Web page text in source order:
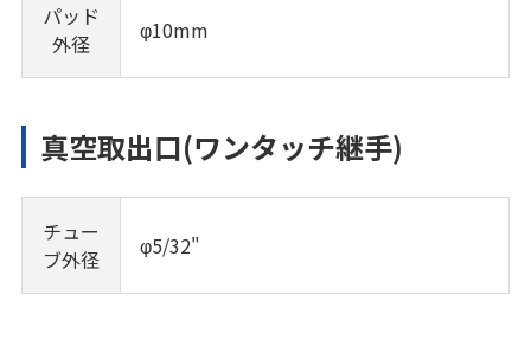
パッド
外径
φ10mm
真空取出口(ワンタッチ継手)
チュー
ブ外径
φ5/32"